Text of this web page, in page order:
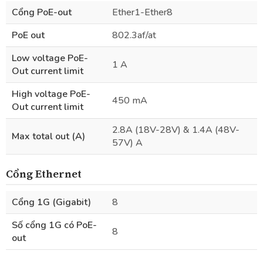
Cổng PoE-out
Ether1-Ether8
PoE out
802.3af/at
Low voltage PoE-
Out current limit
1 A
High voltage PoE-
Out current limit
450 mA
Max total out (A)
2.8A (18V-28V) & 1.4A (48V-
57V) A
Cổng Ethernet
Cổng 1G (Gigabit)
8
Số cổng 1G có PoE-
out
8